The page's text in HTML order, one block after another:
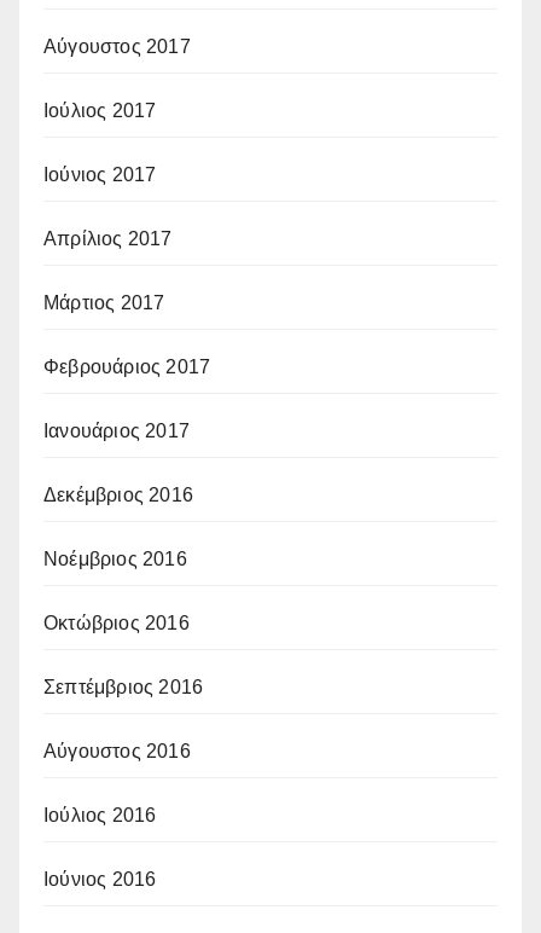
Αύγουστος 2017
Ιούλιος 2017
Ιούνιος 2017
Απρίλιος 2017
Μάρτιος 2017
Φεβρουάριος 2017
Ιανουάριος 2017
Δεκέμβριος 2016
Νοέμβριος 2016
Οκτώβριος 2016
Σεπτέμβριος 2016
Αύγουστος 2016
Ιούλιος 2016
Ιούνιος 2016